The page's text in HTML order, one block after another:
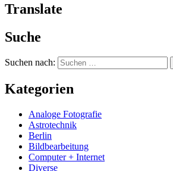
Translate
Suche
Suchen nach:
Kategorien
Analoge Fotografie
Astrotechnik
Berlin
Bildbearbeitung
Computer + Internet
Diverse